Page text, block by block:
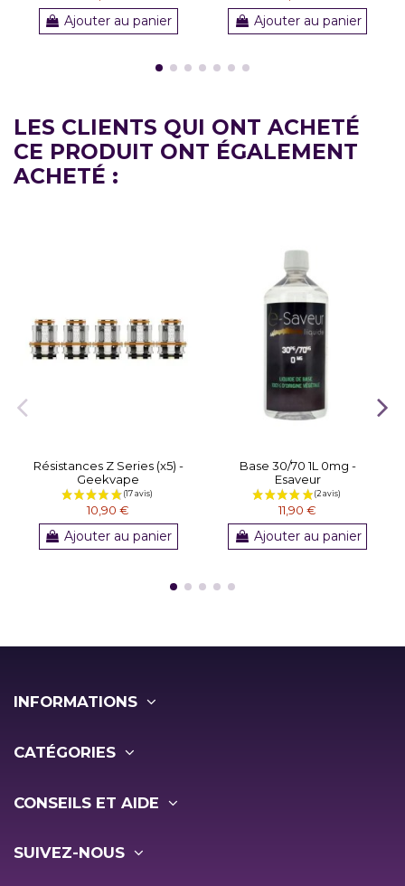
Ajouter au panier Ajouter au panier
LES CLIENTS QUI ONT ACHETÉ
CE PRODUIT ONT ÉGALEMENT
ACHETÉ :
Résistances Z Series (x5) -
Geekvape
10,90 €
Ajouter au panier
Base 30/70 1L 0mg -
Esaveur
11,90 €
Ajouter au panier
INFORMATIONS
CATÉGORIES
CONSEILS ET AIDE
SUIVEZ-NOUS